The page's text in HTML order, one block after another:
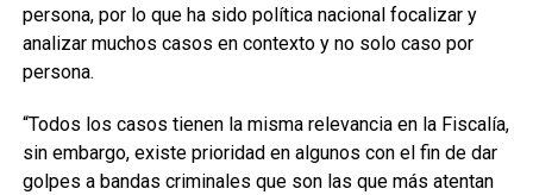
persona, por lo que ha sido política nacional focalizar y
analizar muchos casos en contexto y no solo caso por
persona.
“Todos los casos tienen la misma relevancia en la Fiscalía,
sin embargo, existe prioridad en algunos con el fin de dar
golpes a bandas criminales que son las que más atentan